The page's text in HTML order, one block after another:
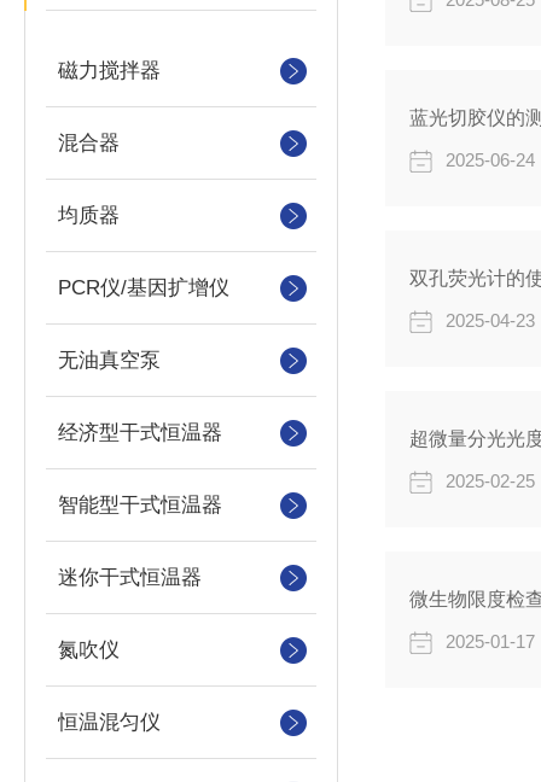
磁力搅拌器
混合器
均质器
PCR仪/基因扩增仪
无油真空泵
经济型干式恒温器
智能型干式恒温器
迷你干式恒温器
氮吹仪
恒温混匀仪
蓝光切胶仪的
2025-06-24
双孔荧光计的
2025-04-23
超微量分光光
2025-02-25
微生物限度检
2025-01-17